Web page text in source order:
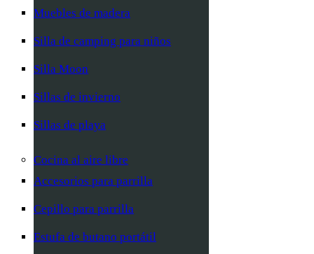
Muebles de madera
Silla de camping para niños
Silla Moon
Sillas de invierno
Sillas de playa
Cocina al aire libre
Accesorios para parrilla
Cepillo para parrilla
Estufa de butano portátil